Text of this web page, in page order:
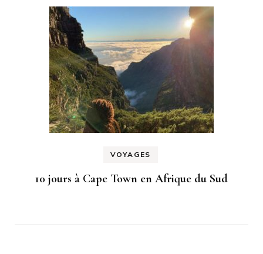
VOYAGES
10 jours à Cape Town en Afrique du Sud